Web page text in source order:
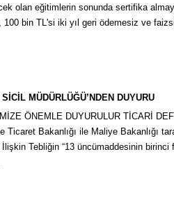
Organizasyon
Şeması
Kişisel Verilerin
İşlenmesi ve
Korunması Politikası
olan eğitimlerin sonunda sertifika
100 bin TL'si iki yıl geri ödemesiz ve
MÜDÜRLÜĞÜ’NDEN DUYURU
ÖNEMLE DUYURULUR TİCARİ
Ticaret Bakanlığı ile Maliye Bakanlığı
Tebliğin “13 üncümaddesinin birinci